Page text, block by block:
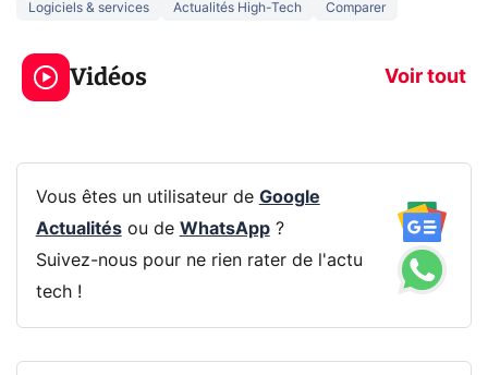
Logiciels & services
Actualités High-Tech Comparer
Vidéos Voir tout
3 écrans en 1 pour
319€ ? Voici L'AOC
CQ32G4ZA !
5
prochaine
Vous êtes un utilisateur de Google
Actualitésou de WhatsApp?
Suivez-nous pour ne rien rater de l'actu
tech !